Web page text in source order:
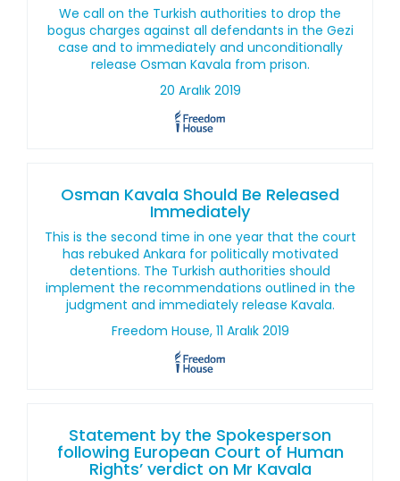
We call on the Turkish authorities to drop the
bogus charges against all defendants in the Gezi
case and to immediately and unconditionally
release Osman Kavala from prison.
20 Aralık 2019
Osman Kavala Should Be Released
Immediately
This is the second time in one year that the court
has rebuked Ankara for politically motivated
detentions. The Turkish authorities should
implement the recommendations outlined in the
judgment and immediately release Kavala.
Freedom House, 11 Aralık 2019
Statement by the Spokesperson
following European Court of Human
Rights’ verdict on Mr Kavala